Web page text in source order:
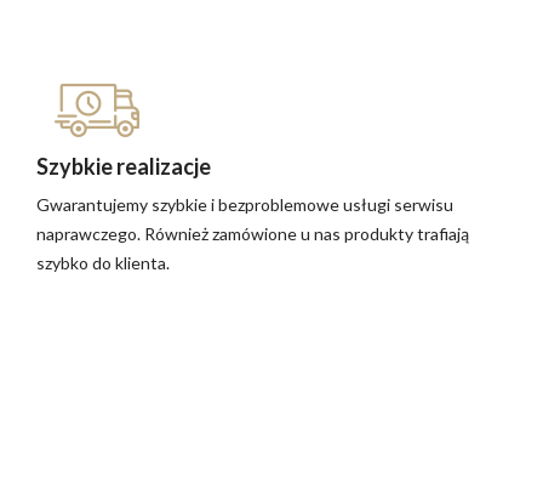
Szybkie realizacje
Gwarantujemy szybkie i bezproblemowe usługi serwisu
naprawczego. Również zamówione u nas produkty trafiają
szybko do klienta.